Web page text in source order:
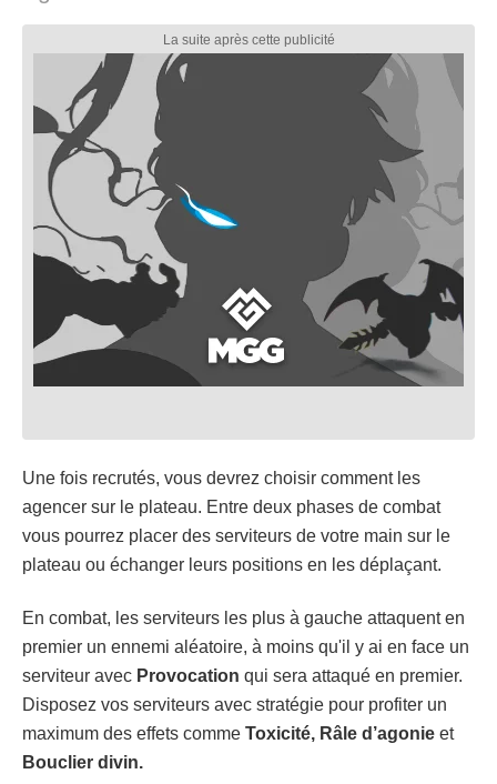
Une fois recrutés, vous devrez choisir comment les
agencer sur le plateau. Entre deux phases de combat
vous pourrez placer des serviteurs de votre main sur le
plateau ou échanger leurs positions en les déplaçant.
En combat, les serviteurs les plus à gauche attaquent en
premier un ennemi aléatoire, à moins qu'il y ai en face un
serviteur avec Provocation qui sera attaqué en premier.
Disposez vos serviteurs avec stratégie pour profiter un
maximum des effets comme Toxicité, Râle d’agonie et
Bouclier divin.